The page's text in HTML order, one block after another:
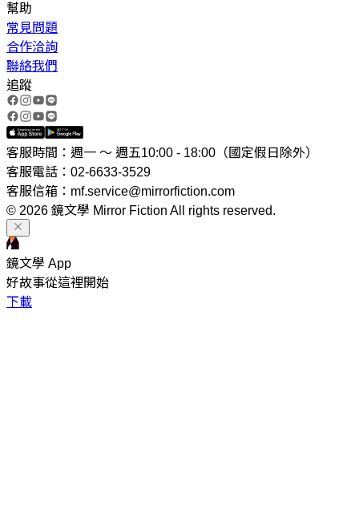
幫助
常見問題
合作洽詢
聯絡我們
追蹤
客服時間：週一 ～ 週五10:00 - 18:00（國定假日除外）
客服電話：02-6633-3529
客服信箱：mf.service@mirrorfiction.com
© 2026 鏡文學 Mirror Fiction All rights reserved.
鏡文學 App
好故事從這裡開始
下載